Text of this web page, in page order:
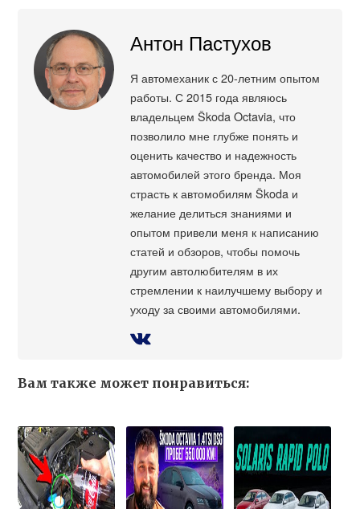
Антон Пастухов
Я автомеханик с 20-летним опытом
работы. С 2015 года являюсь
владельцем Škoda Octavia, что
позволило мне глубже понять и
оценить качество и надежность
автомобилей этого бренда. Моя
страсть к автомобилям Škoda и
желание делиться знаниями и
опытом привели меня к написанию
статей и обзоров, чтобы помочь
другим автолюбителям в их
стремлении к наилучшему выбору и
уходу за своими автомобилями.
Вам также может понравиться: